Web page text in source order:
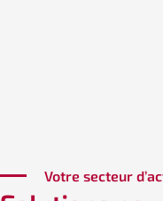
Votre secteur